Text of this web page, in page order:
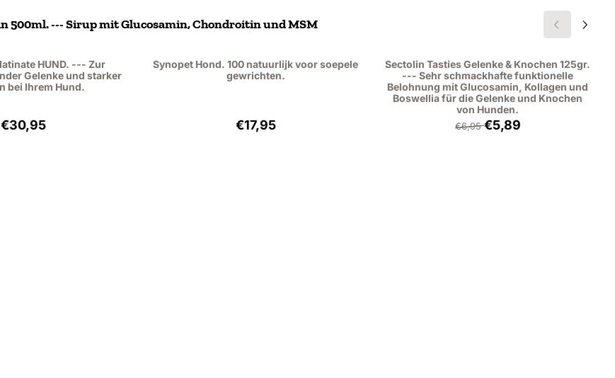
500ml. --- Sirup mit Glucosamin, Chondroitin und MSM
HUND. --- Zur
Gelenke und starker
bei Ihrem Hund.
Preis: 30,95, ohne MwSt.: 25,58
€30,95
Synopet Hond. 100 natuurlijk voor soepele
gewrichten.
Preis: 17,95, ohne MwSt.: 14,83
€17,95
Sectolin Tasties Gelenke & Knochen 125gr.
--- Sehr schmackhafte funktionelle
Belohnung mit Glucosamin, Kollagen und
Boswellia für die Gelenke und Knochen
von Hunden.
Von 6,95 für 5,89, ohne
€6,95€5,89